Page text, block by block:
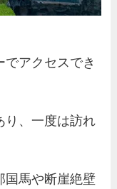
アクセスでき
り、一度は訪れ
国馬や断崖絶壁